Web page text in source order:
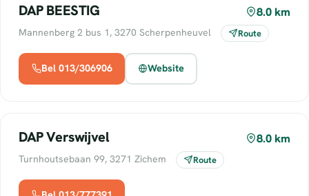
DAP BEESTIG 8.0 km
Mannenberg 2 bus 1, 3270 Scherpenheuvel Route
Bel 013/306906 Website
DAP Verswijvel 8.0 km
Turnhoutsebaan 99, 3271 Zichem Route